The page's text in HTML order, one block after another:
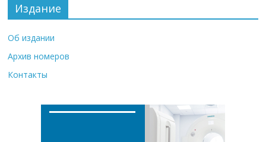
Издание
Об издании
Архив номеров
Контакты